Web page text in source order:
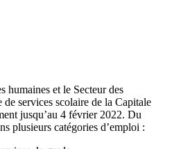
humaines et le Secteur des
services scolaire de la Capitale
jusqu’au 4 février 2022. Du
plusieurs catégories d’emploi :